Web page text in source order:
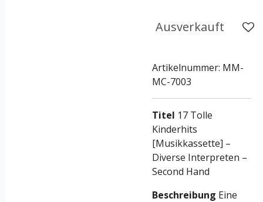
Ausverkauft
Artikelnummer: MM-
MC-7003
Titel 17 Tolle
Kinderhits
[Musikkassette] –
Diverse Interpreten –
Second Hand
Beschreibung Eine